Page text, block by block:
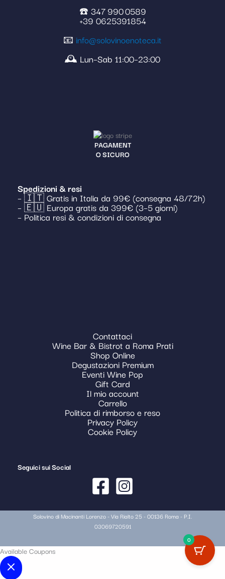
☎️ 347 990 0589
+39 0625391854
📧 info@solovinoenoteca.it
🕰️ Lun–Sab 11:00–23:00
PAGAMENT
O SICURO
Spedizioni & resi
– 🇮🇹 Gratis in Italia da 99€ (consegna 48/72h)
– 🇪🇺 Europa gratis da 399€ (3–5 giorni)
– Politica resi & condizioni di consegna
Contattaci
Wine Bar & Bistrot a Roma Prati
Shop Online
Degustazioni Premium
Eventi Wine Pop
Gift Card
Il mio account
Carrello
Politica di rimborso e reso
Privacy Policy
Cookie Policy
Seguici sui Social
Solovino di Macinanti Lorenzo - Via Rialto 25 - 00136 Roma - P.I.
03069720591
0
Available Coupons